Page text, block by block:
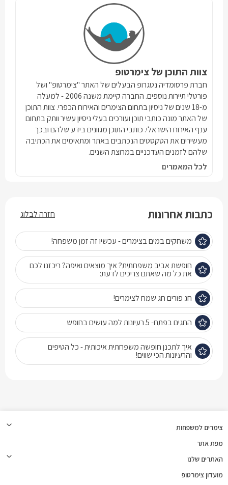
צוות התוכן של צימרטופ
חברת פרסומדיה נטגרופ הבעלים של האתר "צימרטופ" ושל
פורטלי תיירות נוספים. החברה קיימת משנה 2006 - למעלה
מ-18 שנים של ניסיון בתחום הצימרים והאירוח הכפרי. צוות התוכן
של האתר מונה כותבי תוכן ועורכים בעלי ניסיון עשיר וותק בתחום
ענף האירוח הישראלי. כותבי התוכן מגוונים בידע שלהם ובכך
מעשירים את הטקסטים הנכתבים באתר ומתאימים את הכתיבה
שלהם לזמנים העדכניים במרוצת השנים.
לכל המאמרים
כתבות אחרונות
משחקים במים בצימרים - עכשיו זה זמן משפחה!
חופשת אביב משפחתית? איך מוצאים ואיפה? ריכזנו לכם
את כל מה שאתם צריכים לדעת:
חג פורים חג שמח לצימרים!
החגים בפתח- 5 רעיונות למה עושים בחופש
איך לתכנן חופשה משפחתית איכותית - כל הטיפים
והרעיונות הכי שווים!
חזרה לבלוג
צימרים למשפחות
מפת אתר
האתרים שלנו
מועדון צימרטופ